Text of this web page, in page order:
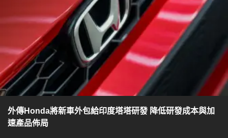
外傳Honda將新車外包給印度塔塔研發 降低研發成本與加
速產品佈局